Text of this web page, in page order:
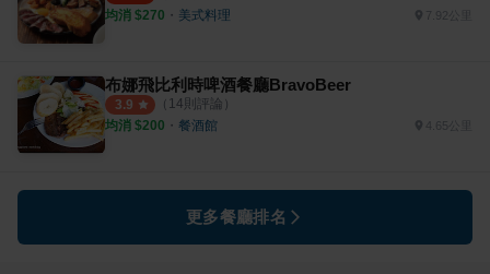
均消 $270 ・ 美式料理 7.92公里
布娜飛比利時啤酒餐廳BravoBeer
3.9 （ 14則評論）
均消 $200 ・ 餐酒館 4.65公里
更多餐廳排名